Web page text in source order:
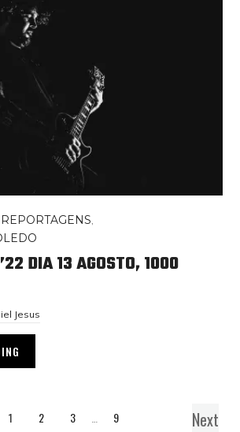
REPORTAGENS
DIA 13 AGOSTO, 1000
Jesus
1 2 3 9 Next